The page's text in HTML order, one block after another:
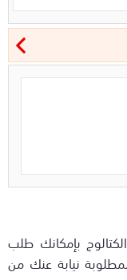
بإمكانك طلب
نيابة عنك من